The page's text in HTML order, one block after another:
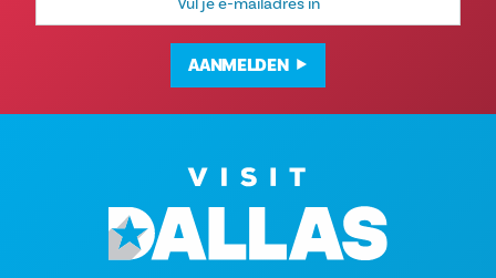
AANMELDEN